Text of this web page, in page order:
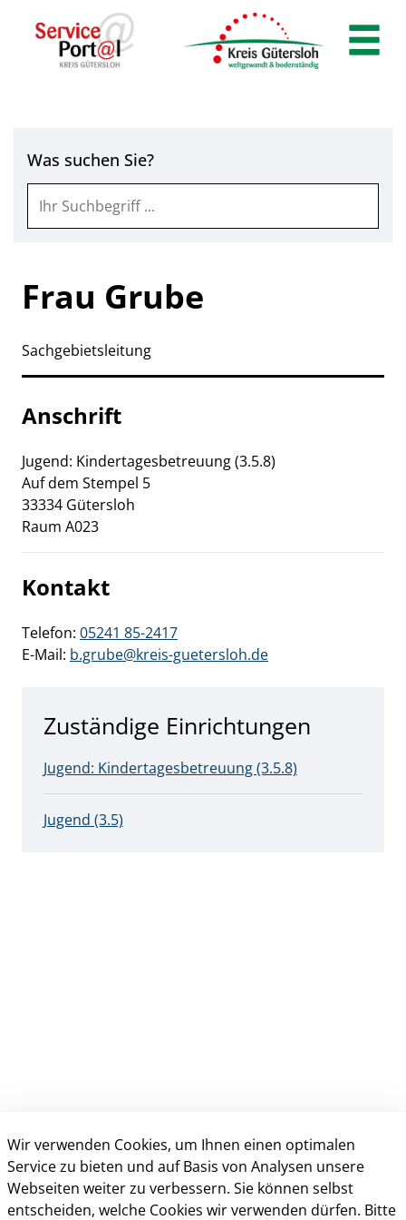
Zum Hauptinhalt springen
Zum Hauptinhalt
Was suchen Sie?
Frau Grube
Sachgebietsleitung
Anschrift
Jugend: Kindertagesbetreuung (3.5.8)
Auf dem Stempel 5
33334 Gütersloh
Raum A023
Kontakt
Telefon: 05241 85-2417
E-Mail: b.grube@kreis-guetersloh.de
Zuständige Einrichtungen
Jugend: Kindertagesbetreuung (3.5.8)
Jugend (3.5)
Anschrift & Kontakt
Kreisverwaltung Gütersloh
Herzebrocker Str. 140
Wir verwenden Cookies, um Ihnen einen optimalen
Service zu bieten und auf Basis von Analysen unsere
Webseiten weiter zu verbessern. Sie können selbst
entscheiden, welche Cookies wir verwenden dürfen. Bitte